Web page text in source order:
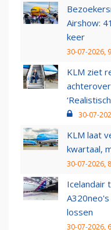
Airshow:
keer
30-07-2026,
KLM ziet
30-07-
KLM laat
kwartaal,
30-07-2026,
Icelandair
lossen
30-07-2026,